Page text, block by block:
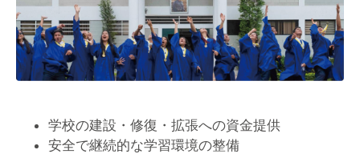
学校の建設・修復・拡張への資金提供
安全で継続的な学習環境の整備